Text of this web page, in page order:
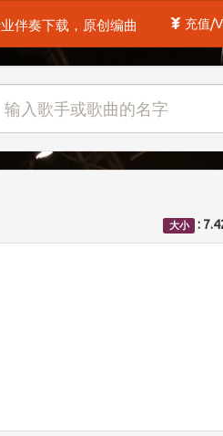
伴奏下载，原创编曲 充值/
大小 :